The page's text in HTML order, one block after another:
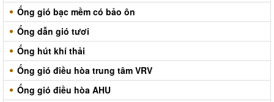
Ống gió bạc mềm có bảo ôn
Ống dẫn gió tươi
Ống hút khí thải
Ống gió điều hòa trung tâm VRV
Ống gió điều hòa AHU